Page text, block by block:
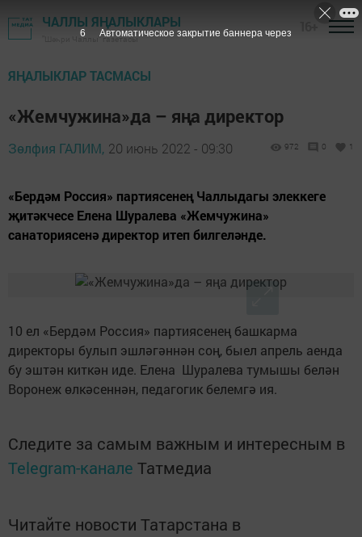
ЧАЛЛЫ ЯҢАЛЫКЛАРЫ
"Шәһри Чаллы" газетасы
ЯҢАЛЫКЛАР ТАСМАСЫ
«Жемчужина»да – яңа директор
Зөлфия ГАЛИМ, 20 июнь 2022 - 09:30 972 0 1
«Бердәм Россия» партиясенең Чаллыдагы элеккеге
җитәкчесе Елена Шуралева «Жемчужина»
санаториясенә директор итеп билгеләнде.
10 ел «Бердәм Россия» партиясенең башкарма
директоры булып эшләгәннән соң, быел апрель аенда
бу эштән киткән иде. Елена Шуралева тумышы белән
Воронеж өлкәсеннән, педагогик белемгә ия.
Следите за самым важным и интересным в
Telegram-канале Татмедиа
Читайте новости Татарстана в
5 Автоматическое закрытие баннера через